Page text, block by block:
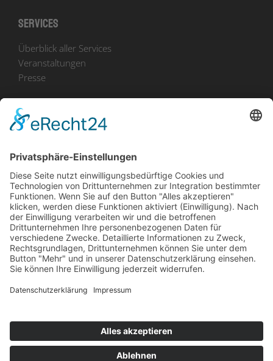
Services
Überblick aller Services
Veranstaltungen
Presse
Bekanntmachungen
Ausschreibungen
Zu uns
Unser Team
Arbeiten bei Innovation Salzburg
Anfahrt
Die Innovation Salzburg GmbH ist ein Unternehmen von
Salzburg und Industriellenvereinigung Salzburg.
Datenschutzerklärung